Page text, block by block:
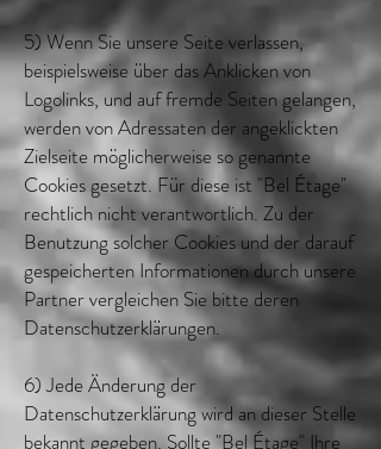
5) Wenn Sie unsere Seite verlassen,
beispielsweise über das Anklicken von
Logolinks, und auf fremde Seiten gelangen,
werden von Adressaten der angeklickten
Zielseite möglicherweise so genannte
Cookies gesetzt. Für diese ist "Bel Étage"
rechtlich nicht verantwortlich. Zu der
Benutzung solcher Cookies und der darauf
gespeicherten Informationen durch unsere
Partner vergleichen Sie bitte deren
Datenschutzerklärungen.
6) Jede Änderung der
Datenschutzerklärung wird an dieser Stelle
bekannt gegeben. Sollte "Bel Étage" Ihre